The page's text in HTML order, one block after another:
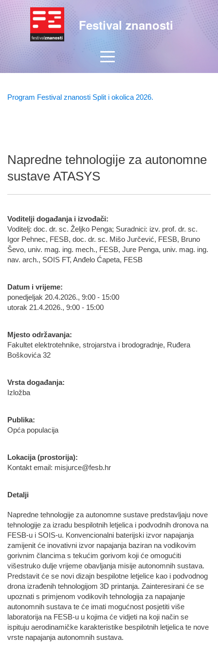
Festival znanosti
Program Festival znanosti Split i okolica 2026.
Napredne tehnologije za autonomne
sustave ATASYS
Voditelji događanja i izvođači:
Voditelj: doc. dr. sc. Željko Penga; Suradnici: izv. prof. dr. sc.
Igor Pehnec, FESB, doc. dr. sc. Mišo Jurčević, FESB, Bruno
Ševo, univ. mag. ing. mech., FESB, Jure Penga, univ. mag. ing.
nav. arch., SOIS FT, Anđelo Ćapeta, FESB
Datum i vrijeme:
ponedjeljak 20.4.2026., 9:00 - 15:00
utorak 21.4.2026., 9:00 - 15:00
Mjesto održavanja:
Fakultet elektrotehnike, strojarstva i brodogradnje, Ruđera
Boškovića 32
Vrsta događanja:
Izložba
Publika:
Opća populacija
Lokacija (prostorija):
Kontakt email: misjurce@fesb.hr
Detalji
Napredne tehnologije za autonomne sustave predstavljaju nove
tehnologije za izradu bespilotnih letjelica i podvodnih dronova na
FESB-u i SOIS-u. Konvencionalni baterijski izvor napajanja
zamijenit će inovativni izvor napajanja baziran na vodikovim
gorivnim člancima s tekućim gorivom koji će omogućiti
višestruko dulje vrijeme obavljanja misije autonomnih sustava.
Predstavit će se novi dizajn bespilotne letjelice kao i podvodnog
drona izrađenih tehnologijom 3D printanja. Zainteresirani će se
upoznati s primjenom vodikovih tehnologija za napajanje
autonomnih sustava te će imati mogućnost posjetiti više
laboratorija na FESB-u u kojima će vidjeti na koji način se
ispituju aerodinamičke karakteristike bespilotnih letjelica te nove
vrste napajanja autonomnih sustava.